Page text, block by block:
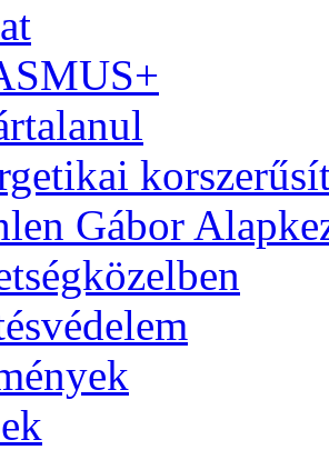
Gábor